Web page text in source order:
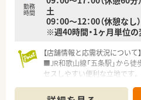
1人あたりの処方箋枚数は約
ます。
■非常に離職率が低い事もあ
■残業代も1分単位でつくため
会社としても取り組まれてい
年間休日110日と別で7日間有
連続での取得や個別での取得
ライフワークバランスも充
勤務
時間
土
09：00～12：00（休憩なし）
※週40時間・1ヶ月単位
【店舗情報と応需状況について】
■JR和歌山線「五条駅」から徒
セスしやすい便利な立地です。
応需枚数は平均80枚ほどです。